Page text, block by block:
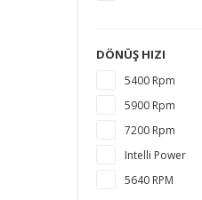
DÖNÜŞ HIZI
5400 Rpm
5900 Rpm
7200 Rpm
Intelli Power
5640 RPM